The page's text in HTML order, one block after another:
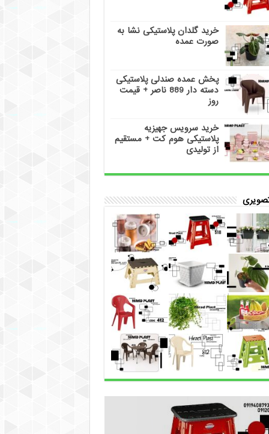
خرید گلدان پلاستیکی نشا به
صورت عمده
پخش عمده صندلی پلاستیکی
دسته دار 889 ناصر + قیمت
روز
خرید سرویس جهیزیه
پلاستیکی هوم کت + مستقیم
از تولیدی